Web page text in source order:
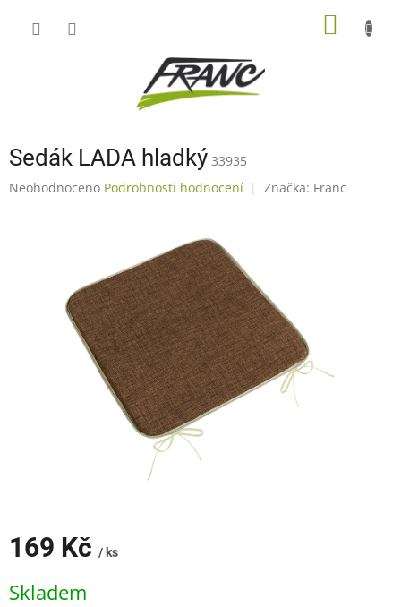
Sedák LADA hladký 33935
Průměrné
hvězdiček.
Neohodnoceno Podrobnosti hodnocení Značka: Franc
169 Kč / ks
cena:
Skladem